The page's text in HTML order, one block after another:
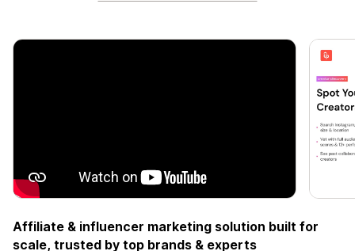
Affiliate & influencer marketing solution built for
scale, trusted by top brands & experts